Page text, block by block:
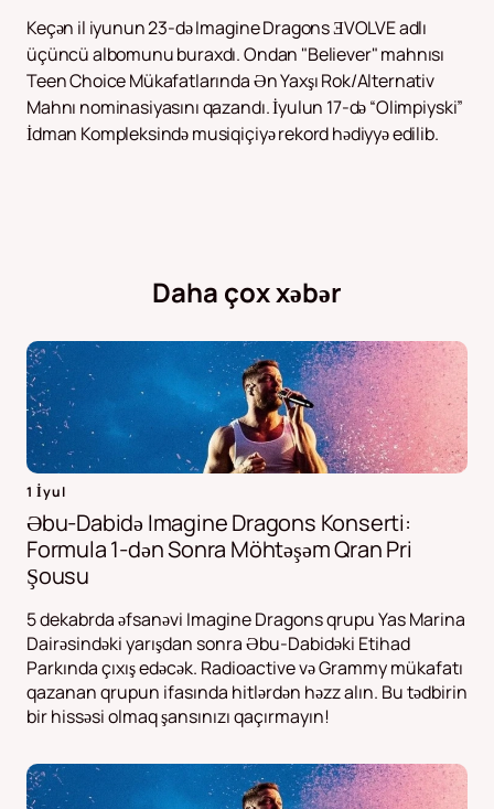
Keçən il iyunun 23-də Imagine Dragons ƎVOLVE adlı
üçüncü albomunu buraxdı. Ondan "Believer" mahnısı
Teen Choice Mükafatlarında Ən Yaxşı Rok/Alternativ
Mahnı nominasiyasını qazandı. İyulun 17-də “Olimpiyski”
İdman Kompleksində musiqiçiyə rekord hədiyyə edilib.
Daha çox xəbər
1 İyul
Əbu-Dabidə Imagine Dragons Konserti:
Formula 1-dən Sonra Möhtəşəm Qran Pri
Şousu
5 dekabrda əfsanəvi Imagine Dragons qrupu Yas Marina
Dairəsindəki yarışdan sonra Əbu-Dabidəki Etihad
Parkında çıxış edəcək. Radioactive və Grammy mükafatı
qazanan qrupun ifasında hitlərdən həzz alın. Bu tədbirin
bir hissəsi olmaq şansınızı qaçırmayın!